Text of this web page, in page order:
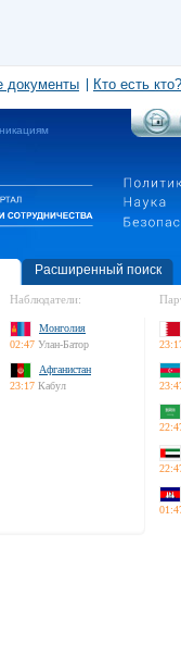
документы Кто есть кто?
Расширенный поиск
Наблюдатели:
Монголия
02:47 Улан-Батор
Афганистан
23:17 Кабул